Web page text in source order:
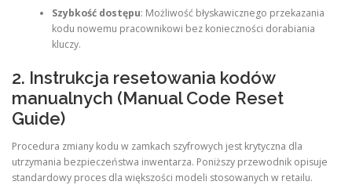
Szybkość dostępu: Możliwość błyskawicznego przekazania
kodu nowemu pracownikowi bez konieczności dorabiania
kluczy.
2. Instrukcja resetowania kodów
manualnych (Manual Code Reset
Guide)
Procedura zmiany kodu w zamkach szyfrowych jest krytyczna dla
utrzymania bezpieczeństwa inwentarza. Poniższy przewodnik opisuje
standardowy proces dla większości modeli stosowanych w retailu.